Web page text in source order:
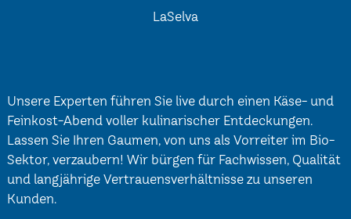
LaSelva
Unsere Experten führen Sie live durch einen Käse- und
Feinkost-Abend voller kulinarischer Entdeckungen.
Lassen Sie Ihren Gaumen, von uns als Vorreiter im Bio-
Sektor, verzaubern! Wir bürgen für Fachwissen, Qualität
und langjährige Vertrauensverhältnisse zu unseren
Kunden.